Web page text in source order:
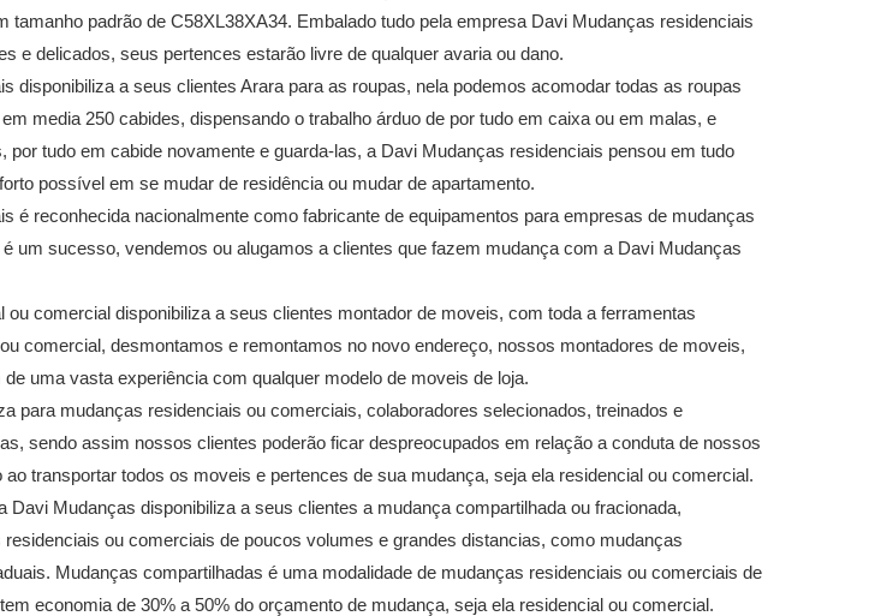
tamanho padrão de C58XL38XA34. Embalado tudo pela empresa Davi Mudanças residenciais
e delicados, seus pertences estarão livre de qualquer avaria ou dano.
disponibiliza a seus clientes Arara para as roupas, nela podemos acomodar todas as roupas
media 250 cabides, dispensando o trabalho árduo de por tudo em caixa ou em malas, e
por tudo em cabide novamente e guarda-las, a Davi Mudanças residenciais pensou em tudo
possível em se mudar de residência ou mudar de apartamento.
é reconhecida nacionalmente como fabricante de equipamentos para empresas de mudanças
um sucesso, vendemos ou alugamos a clientes que fazem mudança com a Davi Mudanças
comercial disponibiliza a seus clientes montador de moveis, com toda a ferramentas
comercial, desmontamos e remontamos no novo endereço, nossos montadores de moveis,
uma vasta experiência com qualquer modelo de moveis de loja.
para mudanças residenciais ou comerciais, colaboradores selecionados, treinados e
sendo assim nossos clientes poderão ficar despreocupados em relação a conduta de nossos
transportar todos os moveis e pertences de sua mudança, seja ela residencial ou comercial.
Davi Mudanças disponibiliza a seus clientes a mudança compartilhada ou fracionada,
ou comerciais de poucos volumes e grandes distancias, como mudanças
Mudanças compartilhadas é uma modalidade de mudanças residenciais ou comerciais de
economia de 30% a 50% do orçamento de mudança, seja ela residencial ou comercial.